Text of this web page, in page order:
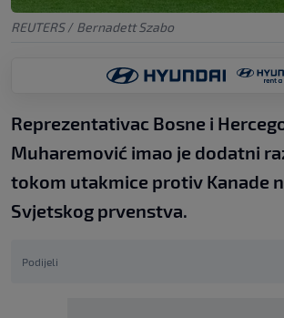
REUTERS / Bernadett Szabo
Reprezentativac Bosne i
Muharemović imao je dodatni
tokom utakmice protiv Kanade
Svjetskog prvenstva.
Podijeli